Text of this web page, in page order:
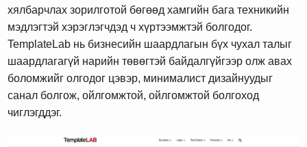
хялбарчлах зорилготой бөгөөд хамгийн бага техникийн
мэдлэгтэй хэрэглэгчдэд ч хүртээмжтэй болгодог.
TemplateLab нь бизнесийн шаардлагын бүх чухал талыг
шаардлагагүй нарийн төвөгтэй байдалгүйгээр олж авах
боломжийг олгодог цэвэр, минималист дизайнуудыг
санал болгож, ойлгомжтой, ойлгомжтой болгоход
чиглэгддэг.